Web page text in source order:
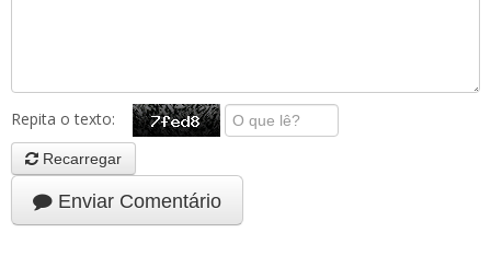
Repita o texto:
Recarregar
Enviar Comentário